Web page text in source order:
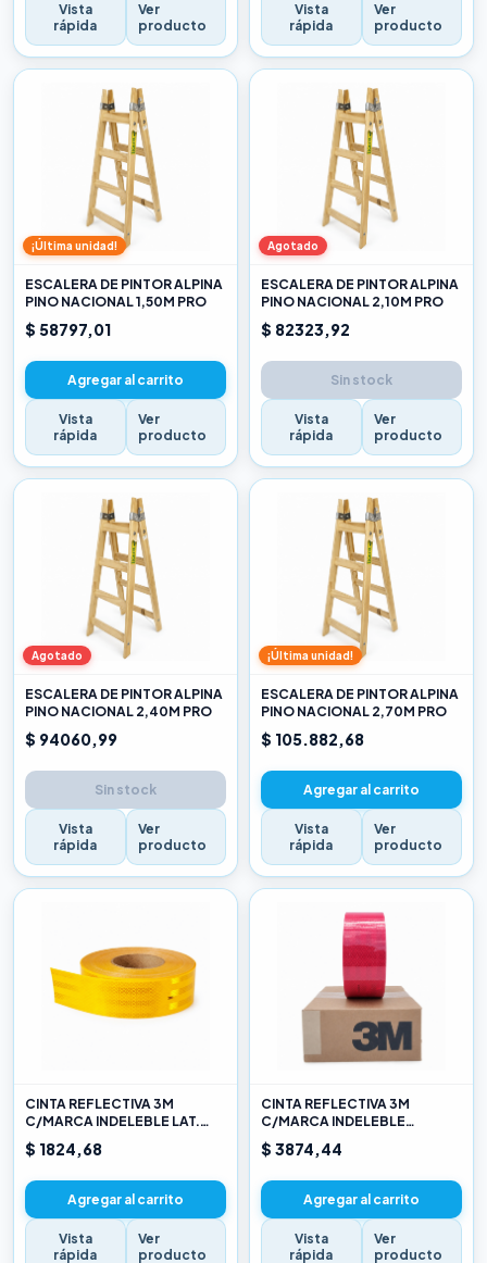
Vista
rápida
Ver
producto
Vista
rápida
Ver
producto
¡Última unidad!
ESCALERA DE PINTOR ALPINA
PINO NACIONAL 1,50M PRO
$ 58797,01
Agregar al carrito
Vista
rápida
Ver
producto
Agotado
ESCALERA DE PINTOR ALPINA
PINO NACIONAL 2,10M PRO
$ 82323,92
Sin stock
Vista
rápida
Ver
producto
Agotado
ESCALERA DE PINTOR ALPINA
PINO NACIONAL 2,40M PRO
$ 94060,99
Sin stock
Vista
rápida
Ver
producto
¡Última unidad!
ESCALERA DE PINTOR ALPINA
PINO NACIONAL 2,70M PRO
$ 105.882,68
Agregar al carrito
Vista
rápida
Ver
producto
CINTA REFLECTIVA 3M
C/MARCA INDELEBLE LAT.
$ 1824,68
Agregar al carrito
Vista
rápida
Ver
producto
CINTA REFLECTIVA 3M
C/MARCA INDELEBLE
TRASERA BLANCA Y ROJO X
METRO
$ 3874,44
Agregar al carrito
Vista
rápida
Ver
producto